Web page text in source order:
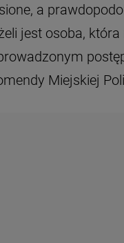
a
jest osoba,
Miejskiej